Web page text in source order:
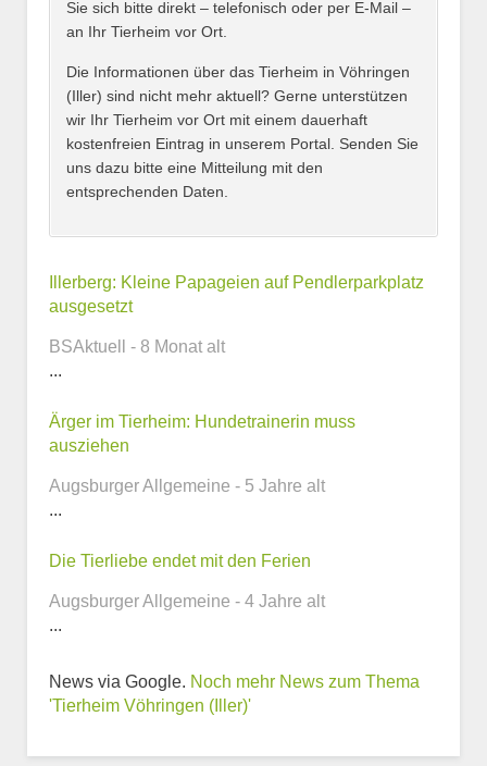
Kontaktmöglichkeiten
E-Mail-Adresse
Telefonnummer
Weitere Informationen
zum Tierheim
Sie sich bitte direkt – telefonisch oder per E-Mail –
an Ihr Tierheim vor Ort.
Die Informationen über das Tierheim in Vöhringen
(Iller) sind nicht mehr aktuell? Gerne unterstützen
wir Ihr Tierheim vor Ort mit einem dauerhaft
kostenfreien Eintrag in unserem Portal. Senden Sie
uns dazu bitte eine Mitteilung mit den
entsprechenden Daten.
Illerberg: Kleine Papageien auf Pendlerparkplatz
ausgesetzt
BSAktuell - 8 Monat alt
...
Ärger im Tierheim: Hundetrainerin muss
ausziehen
Augsburger Allgemeine - 5 Jahre alt
...
Die Tierliebe endet mit den Ferien
Augsburger Allgemeine - 4 Jahre alt
...
News via Google. Noch mehr News zum Thema
'Tierheim Vöhringen (Iller)'